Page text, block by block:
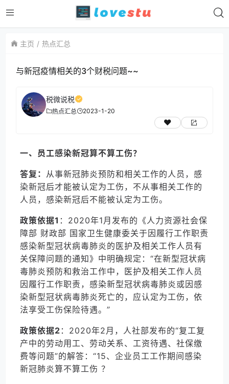
主页 热点汇总
与新冠疫情相关的3个财税问题~~
税微说税
热点汇总 2023-1-20
一、员工感染新冠算不算工伤？
答复： 从事新冠肺炎预防和相关工作的人员，感
染新冠后才能被认定为工伤，不从事相关工作的
人员，感染新冠后不能被认定为工伤。
政策依据1 ：2020年1月发布的《人力资源社会保
障部 财政部 国家卫生健康委关于因履行工作职责
感染新型冠状病毒肺炎的医护及相关工作人员有
关保障问题的通知》中明确规定：“在新型冠状病
毒肺炎预防和救治工作中， 医护及相关工作人员
因履行工作职责，感染新型冠状病毒肺炎或因感
染新型冠状病毒肺炎死亡的，应认定为工伤，依
法享受工伤保险待遇。 ”
政策依据2 ：2020年2月，人社部发布的“复工复
产中的劳动用工、劳动关系、工资待遇、社保缴
费等问题”的解答： “15、企业员工工作期间感染
新冠肺炎算不算工伤 ？